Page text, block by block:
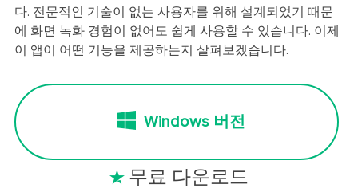
다. 전문적인 기술이 없는 사용자를 위해 설계되었기 때문
에 화면 녹화 경험이 없어도 쉽게 사용할 수 있습니다. 이제
이 앱이 어떤 기능을 제공하는지 살펴보겠습니다.
Windows 버전
 무료 다운로드